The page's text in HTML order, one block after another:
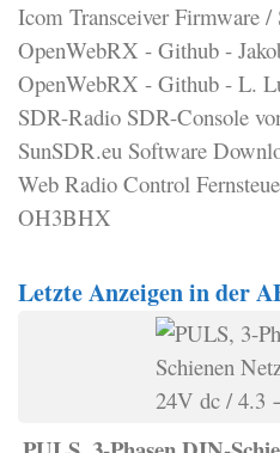
Icom Transceiver Firmware /
OpenWebRX - Github -
OpenWebRX - Github - L.
SDR-Radio SDR-Console
SunSDR.eu Software
Web Radio Control
OH3BHX
Letzte Anzeigen in der